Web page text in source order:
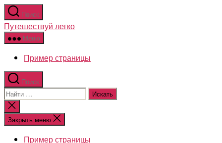
Перейти
к
содержимому
Поиск
Путешествуй легко
Меню
Пример страницы
Поиск
Поиск:
Закрыть
поиск
Закрыть меню
Пример страницы